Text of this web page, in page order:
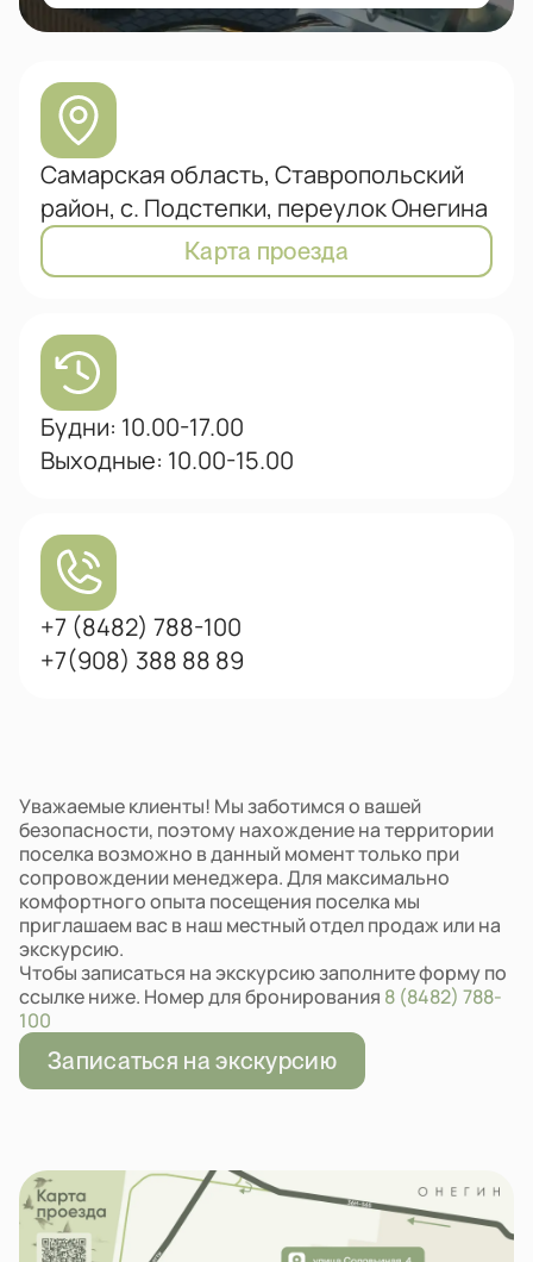
Самарская область, Ставропольский
район, с. Подстепки, переулок Онегина
Карта проезда
Будни: 10.00-17.00
Выходные: 10.00-15.00
+7 (8482) 788-100
+7(908) 388 88 89
Уважаемые клиенты! Мы заботимся о вашей
безопасности, поэтому нахождение на территории
поселка возможно в данный момент только при
сопровождении менеджера. Для максимально
комфортного опыта посещения поселка мы
приглашаем вас в наш местный отдел продаж или на
экскурсию.
Чтобы записаться на экскурсию заполните форму по
ссылке ниже. Номер для бронирования 8 (8482) 788-
100
Записаться на экскурсию